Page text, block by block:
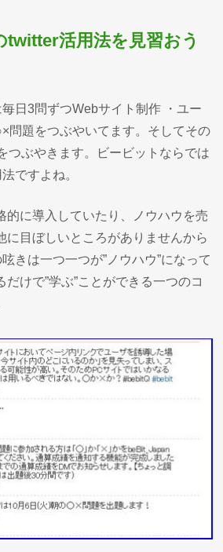
twitter活用法を見習おう
日3問ずつWebサイト制作 ・ユー
問題をつぶやいてます。そしてその
つぶやきます。ビービットならでは
ですよね。
的に導入していたり、ノウハウを売
に目ぼしいところがありませんから
きは一つ一つが”ノウハウ”になって
けで”学ぶ”ことができる一つのコ